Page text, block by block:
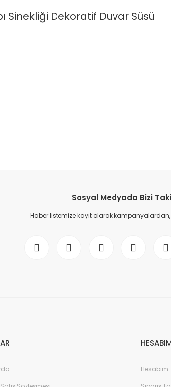
Sinekliği Dekoratif Duvar Süsü
Sosyal Medyada Bizi
Haber listemize kayıt olarak
HESABIM
Hesabım